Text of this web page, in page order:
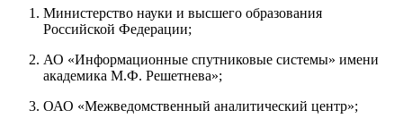
Министерство науки и высшего образования
Российской Федерации;
АО «Информационные спутниковые системы» имени
академика М.Ф. Решетнева»;
ОАО «Межведомственный аналитический центр»;